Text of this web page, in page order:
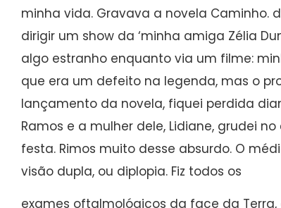
minha vida. Gravava a novela Caminho.
dirigir um show da ‘minha amiga Zélia
algo estranho enquanto via um filme:
que era um defeito na legenda, mas o
lançamento da novela, fiquei perdida
Ramos e a mulher dele, Lidiane, grudei
festa. Rimos muito desse absurdo. O
visão dupla, ou diplopia. Fiz todos os
exames oftalmológicos da face da